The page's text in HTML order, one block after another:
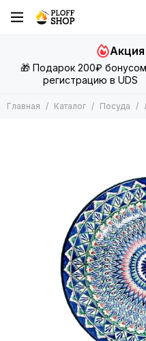
🎁 Подарок 200₽
регистрацию в UDS
Главная Каталог Посуда